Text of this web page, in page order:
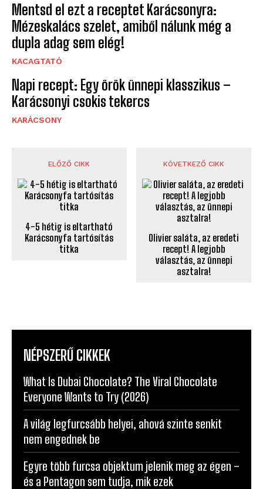
Mentsd el ezt a receptet Karácsonyra:
Mézeskalács szelet, amiből nálunk még a
dupla adag sem elég!
KACAGTATÓ
Napi recept: Egy örök ünnepi klasszikus –
Karácsonyi csokis tekercs
KARÁCSONY
ELŐZŐ CIKK
4-5 hétig is eltartható
Karácsonyfa tartósítás
titka
KÖVETKEZŐ CIKK
Olivier saláta, az eredeti
recept! A legjobb
választás, az ünnepi
asztalra!
NÉPSZERŰ CIKKEK
What Is Dubai Chocolate? The Viral Chocolate
Everyone Wants to Try (2026)
A világ legfurcsább helyei, ahová szinte senkit
nem engednek be
Egyre több furcsa objektum jelenik meg az égen –
és a Pentagon sem tudja, mik ezek